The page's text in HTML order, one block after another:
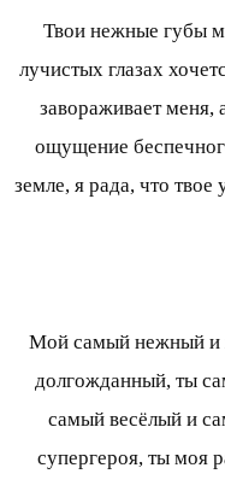
Твои нежные губы
лучистых глазах
завораживает меня,
ощущение
земле, я рада, что
Мой самый нежный и
долгожданный, ты
самый весёлый и
супергероя, ты моя